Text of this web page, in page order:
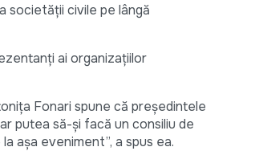
societăţii civile pe lângă
ai organizaţiilor
Fonari spune că preşedintele
putea să-şi facă un consiliu de
aşa eveniment”, a spus ea.